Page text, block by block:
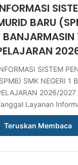
BARU
BANJARMASIN
SISTEM
SMK NEGERI 1
2026/2027
Layanan
Teruskan Membaca